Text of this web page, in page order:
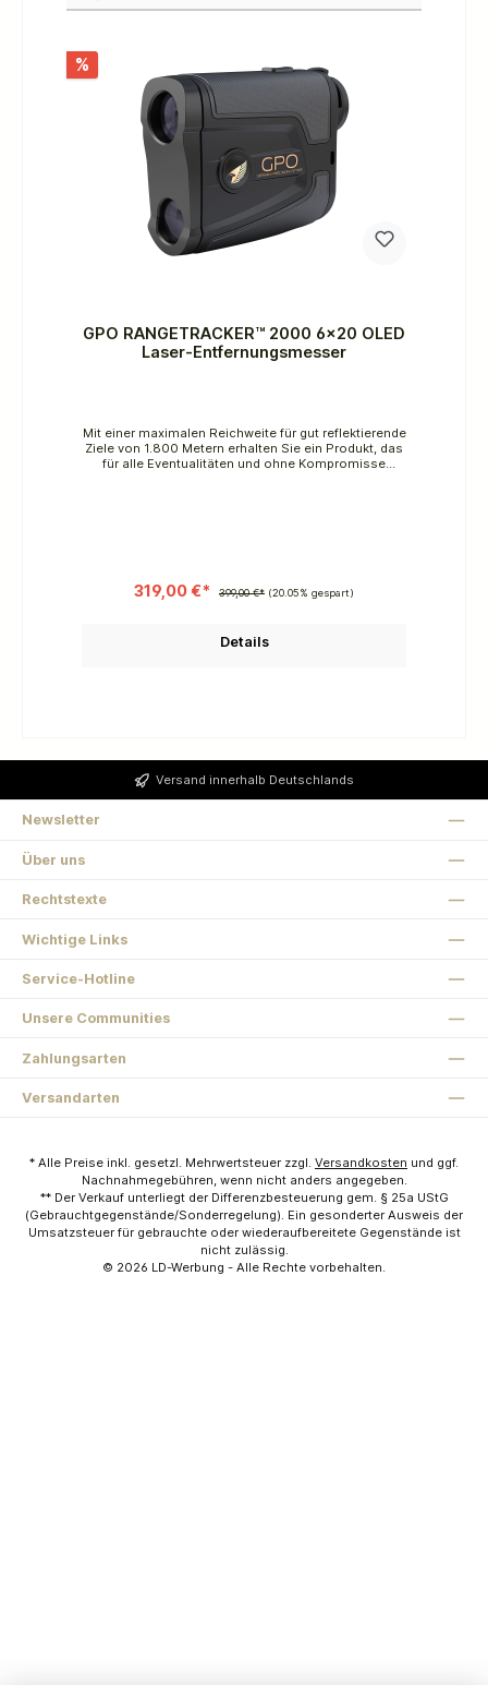
%
GPO RANGETRACKER™ 2000 6x20 OLED
Laser-Entfernungsmesser
Mit einer maximalen Reichweite für gut reflektierende
Ziele von 1.800 Metern erhalten Sie ein Produkt, das
für alle Eventualitäten und ohne Kompromisse
319,00 €* 399,00 €* (20.05% gespart)
Details
Versand innerhalb Deutschlands
Newsletter
Über uns
Rechtstexte
Wichtige Links
Service-Hotline
Unsere Communities
Zahlungsarten
Versandarten
* Alle Preise inkl. gesetzl. Mehrwertsteuer zzgl. Versandkosten und ggf.
Nachnahmegebühren, wenn nicht anders angegeben.
** Der Verkauf unterliegt der Differenzbesteuerung gem. § 25a UStG
(Gebrauchtgegenstände/Sonderregelung). Ein gesonderter Ausweis der
Umsatzsteuer für gebrauchte oder wiederaufbereitete Gegenstände ist
nicht zulässig.
© 2026 LD-Werbung - Alle Rechte vorbehalten.